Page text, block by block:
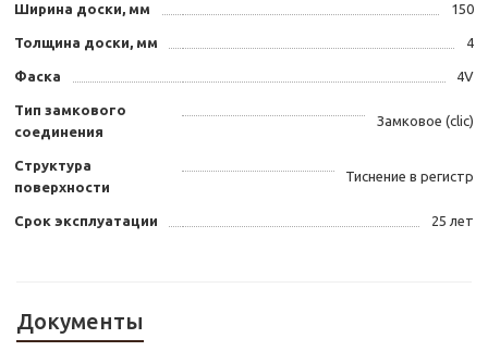
Ширина доски, мм 150
Толщина доски, мм 4
Фаска 4V
Тип замкового
соединения
Замковое (clic)
Структура
поверхности
Тиснение в регистр
Срок эксплуатации 25 лет
Документы